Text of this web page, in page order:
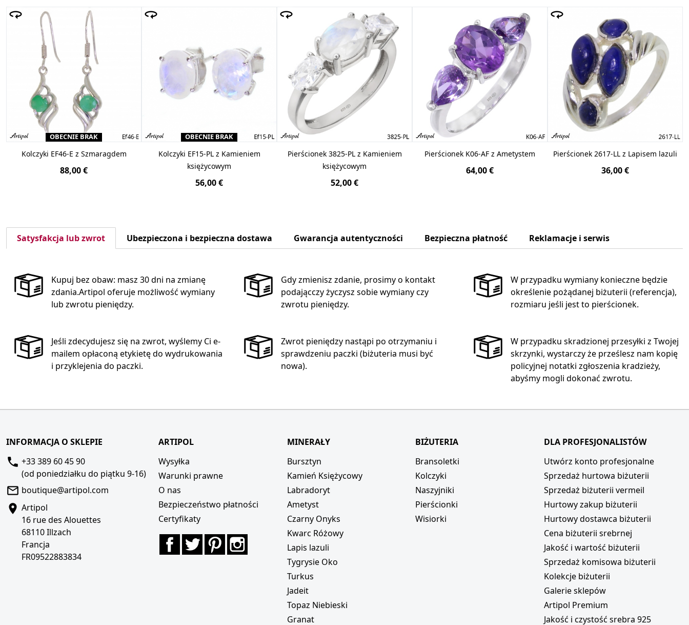
OBECNIE BRAK
Kolczyki EF46-E z Szmaragdem
88,00 €
OBECNIE BRAK
Kolczyki EF15-PL z Kamieniem
księżycowym
56,00 €
Pierścionek 3825-PL z Kamieniem
księżycowym
52,00 €
Pierścionek K06-AF z Ametystem
64,00 €
Pierścionek 2617-LL z Lapisem lazuli
36,00 €
Satysfakcja lub zwrot Ubezpieczona i bezpieczna dostawa Gwarancja autentyczności Bezpieczna płatność Reklamacje i serwis
Kupuj bez obaw: masz 30 dni na zmianę
zdania.Artipol oferuje możliwość wymiany
lub zwrotu pieniędzy.
Gdy zmienisz zdanie, prosimy o kontakt
podającczy życzysz sobie wymiany czy
zwrotu pieniędzy.
W przypadku wymiany konieczne będzie
określenie pożądanej biżuterii (referencja),
rozmiaru jeśli jest to pierścionek.
Jeśli zdecydujesz się na zwrot, wyślemy Ci e-
mailem opłaconą etykietę do wydrukowania
i przyklejenia do paczki.
Zwrot pieniędzy nastąpi po otrzymaniu i
sprawdzeniu paczki (biżuteria musi być
nowa).
W przypadku skradzionej przesyłki z Twojej
skrzynki, wystarczy że prześlesz nam kopię
policyjnej notatki zgłoszenia kradzieży,
abyśmy mogli dokonać zwrotu.
INFORMACJA O SKLEPIE
+33 389 60 45 90
(od poniedziałku do piątku 9-16)
boutique@artipol.com
Artipol
16 rue des Alouettes
68110 Illzach
Francja
FR09522883834
ARTIPOL
Wysyłka
Warunki prawne
O nas
Bezpieczeństwo płatności
Certyfikaty
FacebookTwitterPinterest
MINERAŁY
Bursztyn
Kamień Księżycowy
Labradoryt
Ametyst
Czarny Onyks
Kwarc Różowy
Lapis lazuli
Tygrysie Oko
Turkus
Jadeit
Topaz Niebieski
Granat
BIŻUTERIA
Bransoletki
Kolczyki
Naszyjniki
Pierścionki
Wisiorki
DLA PROFESJONALISTÓW
Utwórz konto profesjonalne
Sprzedaż hurtowa biżuterii
Sprzedaż biżuterii vermeil
Hurtowy zakup biżuterii
Hurtowy dostawca biżuterii
Cena biżuterii srebrnej
Jakość i wartość biżuterii
Sprzedaż komisowa biżuterii
Kolekcje biżuterii
Galerie sklepów
Artipol Premium
Jakość i czystość srebra 925